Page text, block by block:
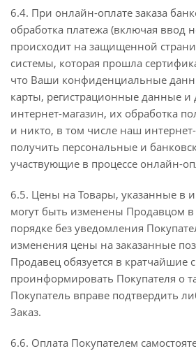
6.4. При онлайн-оплате заказа
обработка платежа (включая ввод
происходит на защищенной
системы, которая прошла
что Ваши конфиденциальные
карты, регистрационные данные и
интернет-магазин, их обработка
и никто, в том числе наш
получить персональные и
участвующие в процессе онлайн-
6.5. Цены на Товары, указанные в
могут быть изменены Продавцом
порядке без уведомления
изменения цены на заказанные
Продавец обязуется в кратчайшие
проинформировать Покупателя о
Покупатель вправе подтвердить
Заказ.
6.6. Оплата Покупателем